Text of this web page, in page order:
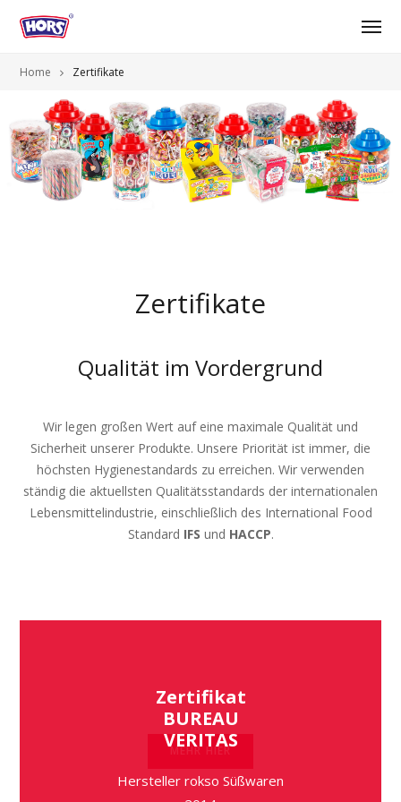
Home Zertifikate
Zertifikate
Qualität im Vordergrund
Wir legen großen Wert auf eine maximale Qualität und
Sicherheit unserer Produkte. Unsere Priorität ist immer, die
höchsten Hygienestandards zu erreichen. Wir verwenden
ständig die aktuellsten Qualitätsstandards der internationalen
Lebensmittelindustrie, einschließlich des International Food
Standard IFS und HACCP.
Zertifikat
BUREAU
VERITAS
Hersteller rokso Süßwaren
MEHR HIER